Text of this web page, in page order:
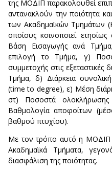
της ΜΟΔΙΠ παρακολουθεί
αντανακλούν την ποιότητα
των Ακαδημαϊκών Τμημάτων
οποίους κοινοποιεί
Βάση Εισαγωγής ανά
επιλογή το Τμήμα, γ)
συμμετοχής στις εξεταστικές
Τμήμα, δ) Διάρκεια
(time to degree), ε) Μέση
στ) Ποσοστά
Βαθμολογία αποφοίτων
βαθμού πτυχίου).
Με τον τρόπο αυτό η ΜΟΔΙΠ
Ακαδημαϊκά Τμήματα,
διασφάλιση της ποιότητας.